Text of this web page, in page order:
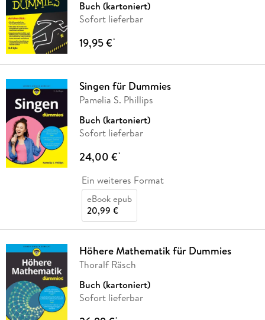
Buch (kartoniert)
Sofort lieferbar
19,95 €*
Singen für Dummies
Pamelia S. Phillips
Buch (kartoniert)
Sofort lieferbar
24,00 €*
Ein weiteres Format
eBook epub
20,99 €
Höhere Mathematik für Dummies
Thoralf Räsch
Buch (kartoniert)
Sofort lieferbar